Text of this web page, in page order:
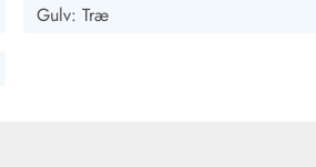
Gulv: Træ